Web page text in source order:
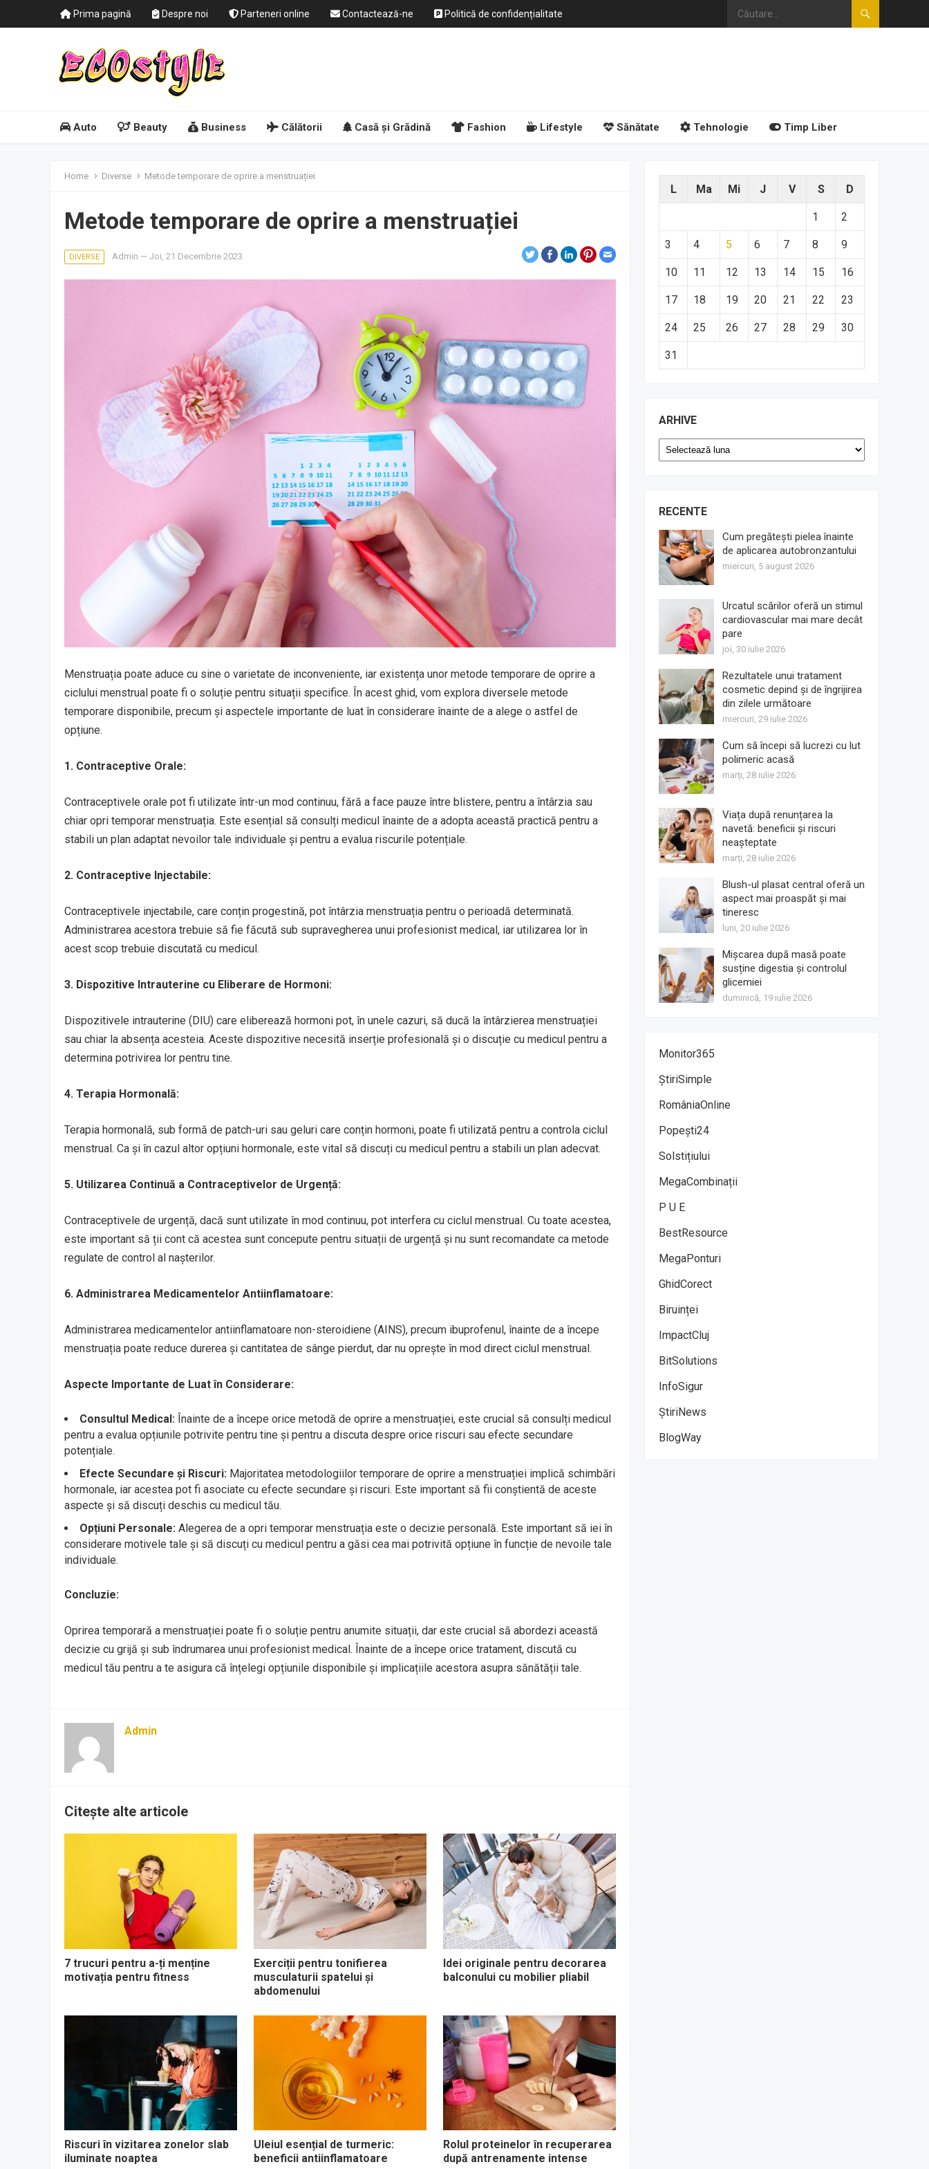
Prima pagină Despre noi Parteneri online Contactează-ne Politică de confidențialitate
Auto Beauty Business Călătorii Casă și Grădină Fashion Lifestyle Sănătate Tehnologie Timp Liber
Home Diverse Metode temporare de oprire a menstruației
Metode temporare de oprire a menstruației
DIVERSE Admin — Joi, 21 Decembrie 2023
Menstruația poate aduce cu sine o varietate de inconveniente, iar existența unor metode temporare de oprire a
ciclului menstrual poate fi o soluție pentru situații specifice. În acest ghid, vom explora diversele metode
temporare disponibile, precum și aspectele importante de luat în considerare înainte de a alege o astfel de
opțiune.
1. Contraceptive Orale:
Contraceptivele orale pot fi utilizate într-un mod continuu, fără a face pauze între blistere, pentru a întârzia sau
chiar opri temporar menstruația. Este esențial să consulți medicul înainte de a adopta această practică pentru a
stabili un plan adaptat nevoilor tale individuale și pentru a evalua riscurile potențiale.
2. Contraceptive Injectabile:
Contraceptivele injectabile, care conțin progestină, pot întârzia menstruația pentru o perioadă determinată.
Administrarea acestora trebuie să fie făcută sub supravegherea unui profesionist medical, iar utilizarea lor în
acest scop trebuie discutată cu medicul.
3. Dispozitive Intrauterine cu Eliberare de Hormoni:
Dispozitivele intrauterine (DIU) care eliberează hormoni pot, în unele cazuri, să ducă la întârzierea menstruației
sau chiar la absența acesteia. Aceste dispozitive necesită inserție profesională și o discuție cu medicul pentru a
determina potrivirea lor pentru tine.
4. Terapia Hormonală:
Terapia hormonală, sub formă de patch-uri sau geluri care conțin hormoni, poate fi utilizată pentru a controla ciclul
menstrual. Ca și în cazul altor opțiuni hormonale, este vital să discuți cu medicul pentru a stabili un plan adecvat.
5. Utilizarea Continuă a Contraceptivelor de Urgență:
Contraceptivele de urgență, dacă sunt utilizate în mod continuu, pot interfera cu ciclul menstrual. Cu toate acestea,
este important să ții cont că acestea sunt concepute pentru situații de urgență și nu sunt recomandate ca metode
regulate de control al nașterilor.
6. Administrarea Medicamentelor Antiinflamatoare:
Administrarea medicamentelor antiinflamatoare non-steroidiene (AINS), precum ibuprofenul, înainte de a începe
menstruația poate reduce durerea și cantitatea de sânge pierdut, dar nu oprește în mod direct ciclul menstrual.
Aspecte Importante de Luat în Considerare:
Consultul Medical: Înainte de a începe orice metodă de oprire a menstruației, este crucial să consulți medicul
pentru a evalua opțiunile potrivite pentru tine și pentru a discuta despre orice riscuri sau efecte secundare
potențiale.
Efecte Secundare și Riscuri: Majoritatea metodologiilor temporare de oprire a menstruației implică schimbări
hormonale, iar acestea pot fi asociate cu efecte secundare și riscuri. Este important să fii conștientă de aceste
aspecte și să discuți deschis cu medicul tău.
Opțiuni Personale: Alegerea de a opri temporar menstruația este o decizie personală. Este important să iei în
considerare motivele tale și să discuți cu medicul pentru a găsi cea mai potrivită opțiune în funcție de nevoile tale
individuale.
Concluzie:
Oprirea temporară a menstruației poate fi o soluție pentru anumite situații, dar este crucial să abordezi această
decizie cu grijă și sub îndrumarea unui profesionist medical. Înainte de a începe orice tratament, discută cu
medicul tău pentru a te asigura că înțelegi opțiunile disponibile și implicațiile acestora asupra sănătății tale.
Admin
Citește alte articole
7 trucuri pentru a-ți menține
motivația pentru fitness
Exerciții pentru tonifierea
musculaturii spatelui și
abdomenului
Idei originale pentru decorarea
balconului cu mobilier pliabil
Riscuri în vizitarea zonelor slab
iluminate noaptea
Uleiul esențial de turmeric:
beneficii antiinflamatoare
Rolul proteinelor în recuperarea
după antrenamente intense
L Ma Mi J V S D
1 2
3 4 5 6 7 8 9
10 11 12 13 14 15 16
17 18 19 20 21 22 23
24 25 26 27 28 29 30
31
ARHIVE
Arhive
RECENTE
Cum pregătești pielea înainte
de aplicarea autobronzantului
miercuri, 5 august 2026
Urcatul scărilor oferă un stimul
cardiovascular mai mare decât
pare
joi, 30 iulie 2026
Rezultatele unui tratament
cosmetic depind și de îngrijirea
din zilele următoare
miercuri, 29 iulie 2026
Cum să începi să lucrezi cu lut
polimeric acasă
marți, 28 iulie 2026
Viața după renunțarea la
navetă: beneficii și riscuri
neașteptate
marți, 28 iulie 2026
Blush-ul plasat central oferă un
aspect mai proaspăt și mai
tineresc
luni, 20 iulie 2026
Mișcarea după masă poate
susține digestia și controlul
glicemiei
duminică, 19 iulie 2026
Monitor365
ȘtiriSimple
RomâniaOnline
Popești24
Solstițiului
MegaCombinații
P U E
BestResource
MegaPonturi
GhidCorect
Biruinței
ImpactCluj
BitSolutions
InfoSigur
ȘtiriNews
BlogWay